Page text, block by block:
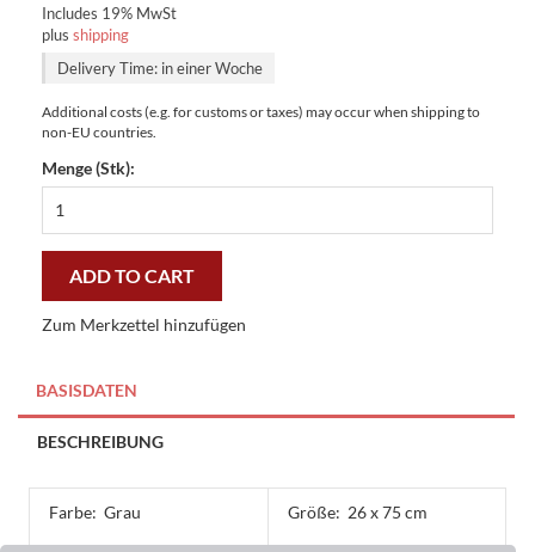
Includes 19% MwSt
plus shipping
Delivery Time: in einer Woche
Additional costs (e.g. for customs or taxes) may occur when shipping to
non-EU countries.
Menge (Stk):
Minimatten
grau
x
-
günstig
und
quantity
ADD TO CART
Zum Merkzettel hinzufügen
BASISDATEN
BESCHREIBUNG
Farbe: Grau Größe: 26 x 75 cm